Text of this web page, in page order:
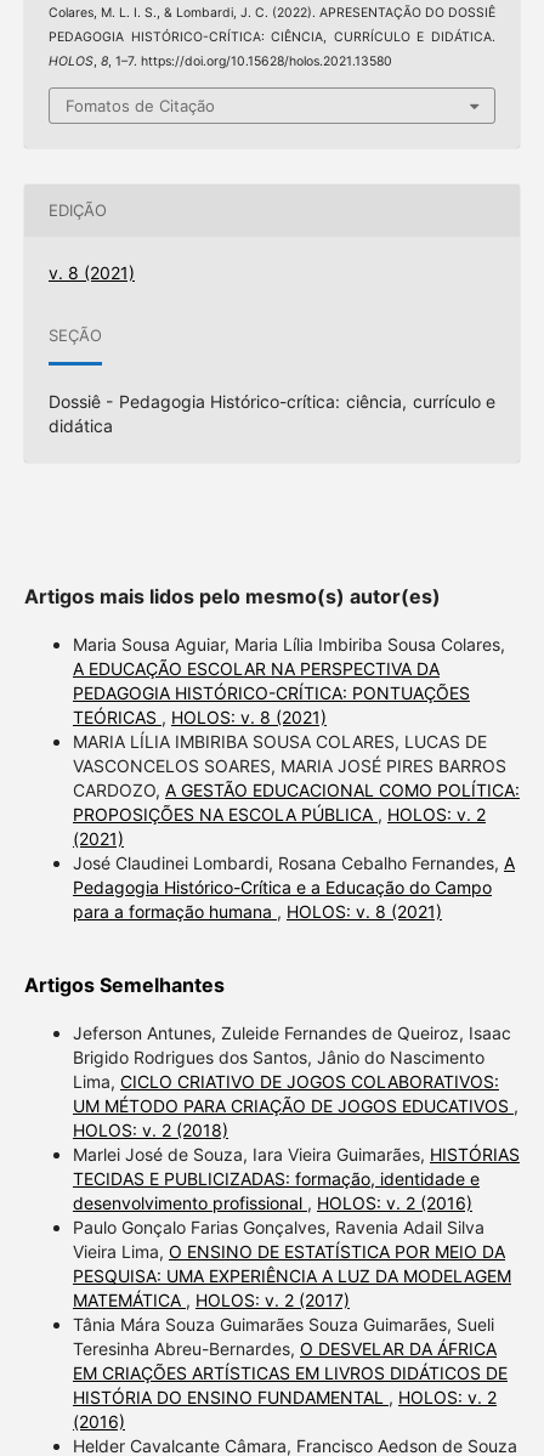
Colares, M. L. I. S., & Lombardi, J. C. (2022). APRESENTAÇÃO DO DOSSIÊ
PEDAGOGIA HISTÓRICO-CRÍTICA: CIÊNCIA, CURRÍCULO E DIDÁTICA.
HOLOS, 8, 1–7. https://doi.org/10.15628/holos.2021.13580
Fomatos de Citação
EDIÇÃO
v. 8 (2021)
SEÇÃO
Dossiê - Pedagogia Histórico-crítica: ciência, currículo e
didática
Artigos mais lidos pelo mesmo(s) autor(es)
Maria Sousa Aguiar, Maria Lília Imbiriba Sousa Colares,
A EDUCAÇÃO ESCOLAR NA PERSPECTIVA DA
PEDAGOGIA HISTÓRICO-CRÍTICA: PONTUAÇÕES
TEÓRICAS , HOLOS: v. 8 (2021)
MARIA LÍLIA IMBIRIBA SOUSA COLARES, LUCAS DE
VASCONCELOS SOARES, MARIA JOSÉ PIRES BARROS
CARDOZO, A GESTÃO EDUCACIONAL COMO POLÍTICA:
PROPOSIÇÕES NA ESCOLA PÚBLICA , HOLOS: v. 2
(2021)
José Claudinei Lombardi, Rosana Cebalho Fernandes, A
Pedagogia Histórico-Crítica e a Educação do Campo
para a formação humana , HOLOS: v. 8 (2021)
Artigos Semelhantes
Jeferson Antunes, Zuleide Fernandes de Queiroz, Isaac
Brigido Rodrigues dos Santos, Jânio do Nascimento
Lima, CICLO CRIATIVO DE JOGOS COLABORATIVOS:
UM MÉTODO PARA CRIAÇÃO DE JOGOS EDUCATIVOS ,
HOLOS: v. 2 (2018)
Marlei José de Souza, Iara Vieira Guimarães, HISTÓRIAS
TECIDAS E PUBLICIZADAS: formação, identidade e
desenvolvimento profissional , HOLOS: v. 2 (2016)
Paulo Gonçalo Farias Gonçalves, Ravenia Adail Silva
Vieira Lima, O ENSINO DE ESTATÍSTICA POR MEIO DA
PESQUISA: UMA EXPERIÊNCIA A LUZ DA MODELAGEM
MATEMÁTICA , HOLOS: v. 2 (2017)
Tânia Mára Souza Guimarães Souza Guimarães, Sueli
Teresinha Abreu-Bernardes, O DESVELAR DA ÁFRICA
EM CRIAÇÕES ARTÍSTICAS EM LIVROS DIDÁTICOS DE
HISTÓRIA DO ENSINO FUNDAMENTAL , HOLOS: v. 2
(2016)
Helder Cavalcante Câmara, Francisco Aedson de Souza